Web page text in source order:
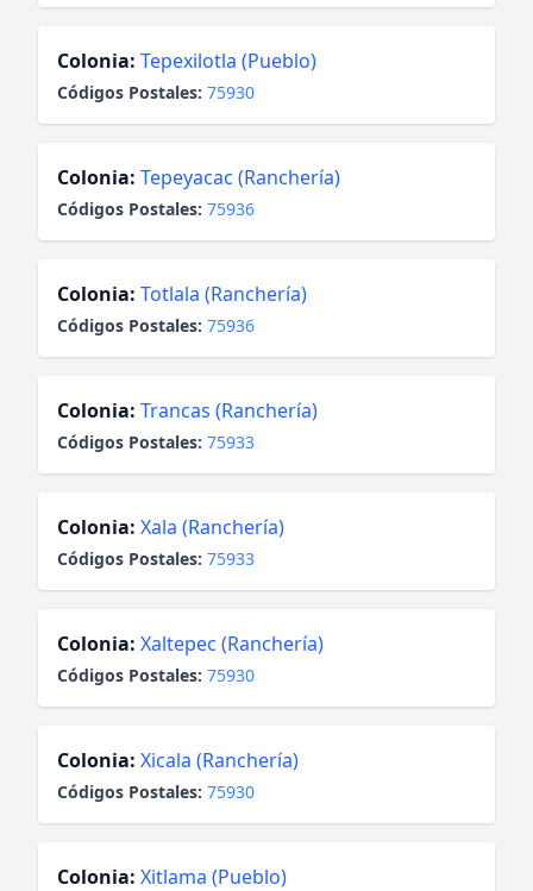
Colonia: Tepexilotla (Pueblo)
Códigos Postales: 75930
Colonia: Tepeyacac (Ranchería)
Códigos Postales: 75936
Colonia: Totlala (Ranchería)
Códigos Postales: 75936
Colonia: Trancas (Ranchería)
Códigos Postales: 75933
Colonia: Xala (Ranchería)
Códigos Postales: 75933
Colonia: Xaltepec (Ranchería)
Códigos Postales: 75930
Colonia: Xicala (Ranchería)
Códigos Postales: 75930
Colonia: Xitlama (Pueblo)